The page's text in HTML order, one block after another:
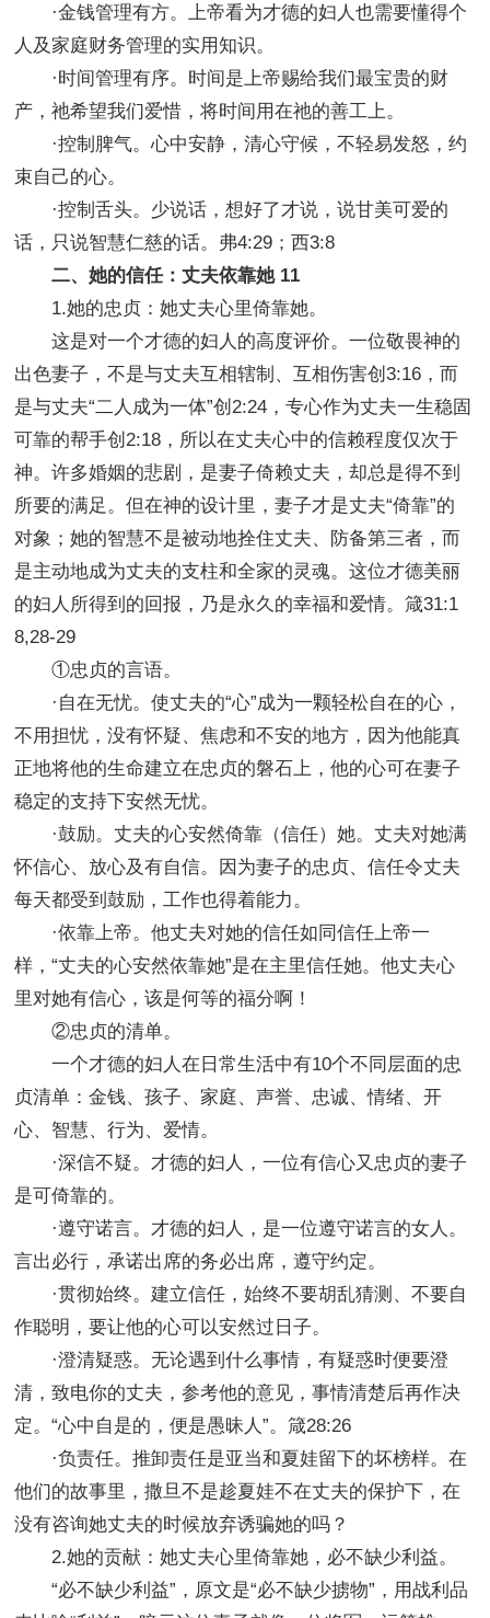
·金钱管理有方。上帝看为才德的妇人也需要懂得个
人及家庭财务管理的实用知识。
·时间管理有序。时间是上帝赐给我们最宝贵的财
产，祂希望我们爱惜，将时间用在祂的善工上。
·控制脾气。心中安静，清心守候，不轻易发怒，约
束自己的心。
·控制舌头。少说话，想好了才说，说甘美可爱的
话，只说智慧仁慈的话。弗4:29；西3:8
二、她的信任：丈夫依靠她 11
1.她的忠贞：她丈夫心里倚靠她。
这是对一个才德的妇人的高度评价。一位敬畏神的
出色妻子，不是与丈夫互相辖制、互相伤害创3:16，而
是与丈夫“二人成为一体”创2:24，专心作为丈夫一生稳固
可靠的帮手创2:18，所以在丈夫心中的信赖程度仅次于
神。许多婚姻的悲剧，是妻子倚赖丈夫，却总是得不到
所要的满足。但在神的设计里，妻子才是丈夫“倚靠”的
对象；她的智慧不是被动地拴住丈夫、防备第三者，而
是主动地成为丈夫的支柱和全家的灵魂。这位才德美丽
的妇人所得到的回报，乃是永久的幸福和爱情。箴31:1
8,28-29
①忠贞的言语。
·自在无忧。使丈夫的“心”成为一颗轻松自在的心，
不用担忧，没有怀疑、焦虑和不安的地方，因为他能真
正地将他的生命建立在忠贞的磐石上，他的心可在妻子
稳定的支持下安然无忧。
·鼓励。丈夫的心安然倚靠（信任）她。丈夫对她满
怀信心、放心及有自信。因为妻子的忠贞、信任令丈夫
每天都受到鼓励，工作也得着能力。
·依靠上帝。他丈夫对她的信任如同信任上帝一
样，“丈夫的心安然依靠她”是在主里信任她。他丈夫心
里对她有信心，该是何等的福分啊！
②忠贞的清单。
一个才德的妇人在日常生活中有10个不同层面的忠
贞清单：金钱、孩子、家庭、声誉、忠诚、情绪、开
心、智慧、行为、爱情。
·深信不疑。才德的妇人，一位有信心又忠贞的妻子
是可倚靠的。
·遵守诺言。才德的妇人，是一位遵守诺言的女人。
言出必行，承诺出席的务必出席，遵守约定。
·贯彻始终。建立信任，始终不要胡乱猜测、不要自
作聪明，要让他的心可以安然过日子。
·澄清疑惑。无论遇到什么事情，有疑惑时便要澄
清，致电你的丈夫，参考他的意见，事情清楚后再作决
定。“心中自是的，便是愚昧人”。箴28:26
·负责任。推卸责任是亚当和夏娃留下的坏榜样。在
他们的故事里，撒旦不是趁夏娃不在丈夫的保护下，在
没有咨询她丈夫的时候放弃诱骗她的吗？
2.她的贡献：她丈夫心里倚靠她，必不缺少利益。
“必不缺少利益”，原文是“必不缺少掳物”，用战利品